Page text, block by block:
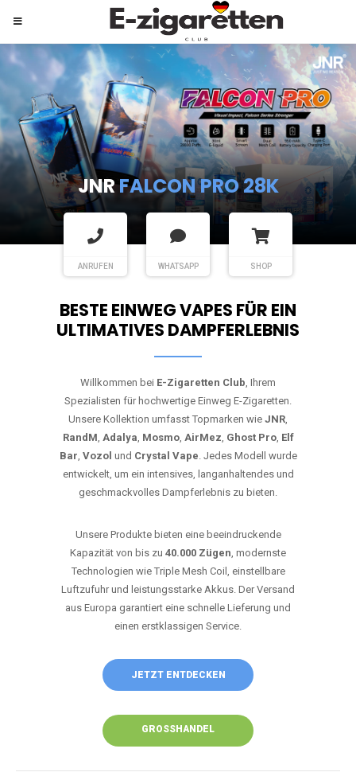
JNRSHISHA HOOKAH MAX
ANRUFEN WHATSAPP SHOP
BESTE EINWEG VAPES FÜR EIN
ULTIMATIVES DAMPFERLEBNIS
Willkommen bei E-Zigaretten Club, Ihrem
Spezialisten für hochwertige Einweg E-Zigaretten.
Unsere Kollektion umfasst Topmarken wie JNR,
RandM, Adalya, Mosmo, AirMez, Ghost Pro, Elf
Bar, Vozol und Crystal Vape. Jedes Modell wurde
entwickelt, um ein intensives, langanhaltendes und
geschmackvolles Dampferlebnis zu bieten.
Unsere Produkte bieten eine beeindruckende
Kapazität von bis zu 40.000 Zügen, modernste
Technologien wie Triple Mesh Coil, einstellbare
Luftzufuhr und leistungsstarke Akkus. Der Versand
aus Europa garantiert eine schnelle Lieferung und
einen erstklassigen Service.
JETZT ENTDECKEN
GROSSHANDEL